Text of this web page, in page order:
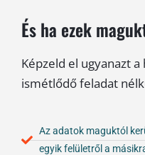
És ha ezek
Képzeld el ugyanazt
ismétlődő feladat
Az adatok maguktól
egyik felületről a